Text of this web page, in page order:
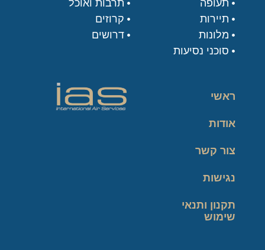
תעופה
תיירות
מלונות
סוכני נסיעות
תרבות ואוכל
קרוזים
דרושים
ראשי
אודות
צור קשר
נגישות
תקנון ותנאי
שימוש